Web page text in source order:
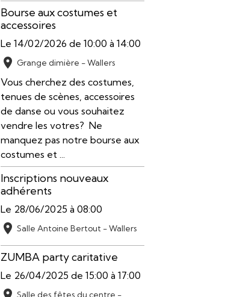
Bourse aux costumes et
accessoires
Le 14/02/2026 de 10:00 à 14:00
Grange dimière - Wallers
Vous cherchez des costumes,
tenues de scènes, accessoires
de danse ou vous souhaitez
vendre les votres? Ne
manquez pas notre bourse aux
costumes et ...
Inscriptions nouveaux
adhérents
Le 28/06/2025 à 08:00
Salle Antoine Bertout - Wallers
ZUMBA party caritative
Le 26/04/2025 de 15:00 à 17:00
Salle des fêtes du centre -